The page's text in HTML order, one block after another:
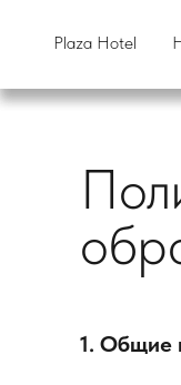
Plaza Hotel
Plaza Hotel
1. Общие